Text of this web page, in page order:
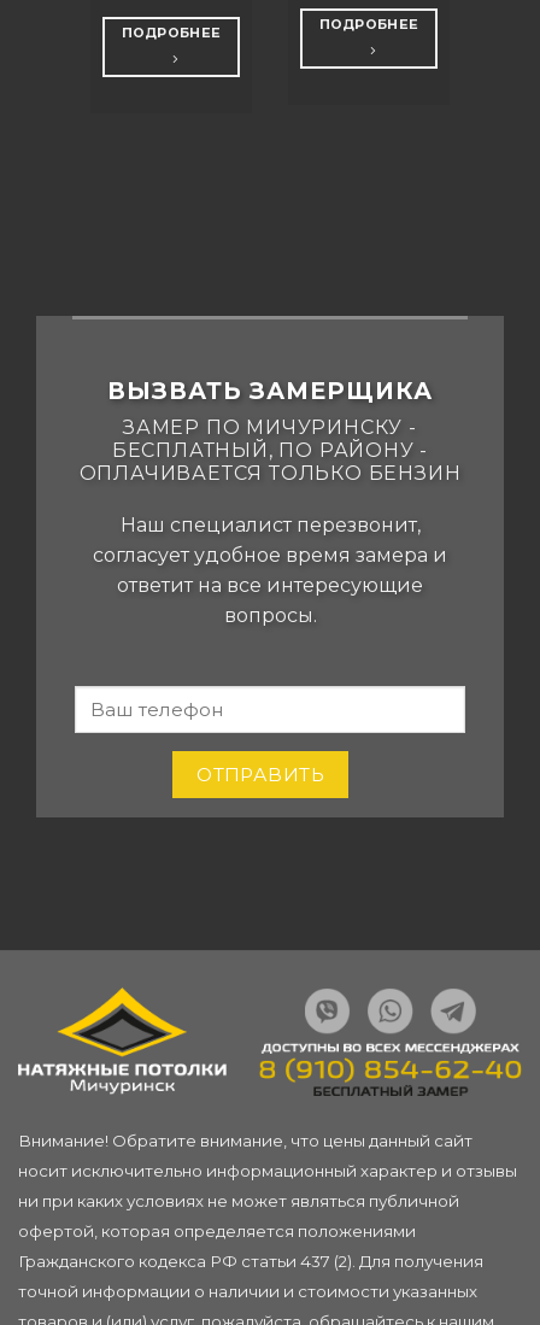
ПОДРОБНЕЕ ПОДРОБНЕЕ
ВЫЗВАТЬ ЗАМЕРЩИКА
ЗАМЕР ПО МИЧУРИНСКУ -
БЕСПЛАТНЫЙ, ПО РАЙОНУ -
ОПЛАЧИВАЕТСЯ ТОЛЬКО БЕНЗИН
Наш специалист перезвонит,
согласует удобное время замера и
ответит на все интересующие
вопросы.
MICH-
POTOLKI.RU
ОТПРАВИТЬ
Внимание! Обратите внимание, что цены данный сайт
носит исключительно информационный характер и отзывы
ни при каких условиях не может являться публичной
офертой, которая определяется положениями
Гражданского кодекса РФ статьи 437 (2). Для получения
точной информации о наличии и стоимости указанных
товаров и (или) услуг, пожалуйста, обращайтесь к нашим